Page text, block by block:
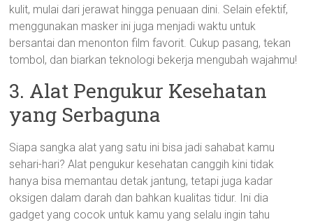
kulit, mulai dari jerawat hingga penuaan dini. Selain efektif,
menggunakan masker ini juga menjadi waktu untuk
bersantai dan menonton film favorit. Cukup pasang, tekan
tombol, dan biarkan teknologi bekerja mengubah wajahmu!
3. Alat Pengukur Kesehatan
yang Serbaguna
Siapa sangka alat yang satu ini bisa jadi sahabat kamu
sehari-hari? Alat pengukur kesehatan canggih kini tidak
hanya bisa memantau detak jantung, tetapi juga kadar
oksigen dalam darah dan bahkan kualitas tidur. Ini dia
gadget yang cocok untuk kamu yang selalu ingin tahu